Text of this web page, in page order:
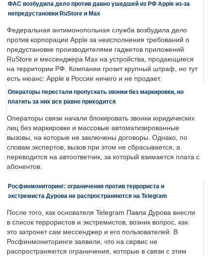
ФАС возбудила дело против давно ушедшей из РФ Apple из-за
непредустановки RuStore и Max
Федеральная антимонопольная служба возбудила дело
против корпорации Apple за неисполнения требований о
предустановке производителями гаджетов приложений
RuStore и мессенджера Max на устройства, продающиеся
на территории РФ. Компании грозит крупный штраф, но тут
есть нюанс: Apple в России ничего и не продает.
Операторы перестали пропускать звонки без маркировки, но
платить за них все равно приходится
Операторы связи начали блокировать звонки юридических
лиц без маркировки и массовые автоматизированные
вызовы, на которые не заключены договоры. Однако, по
словам экспертов, вызов при этом не сбрасывается, а
переводится на автоответчик, за который взимается плата с
абонентов.
Росфинмониторинг: ограничения против террориста и
экстремиста Дурова не распространяются на Telegram
После того, как основателя Telegram Павла Дурова внесли
в список террористов и экстремистов, возник вопрос, как
это затронет сам мессенджер и его пользователей. В
Росфинмониторинге заявили, что на сервис не
распространяются ограничения, которые в связи с этим